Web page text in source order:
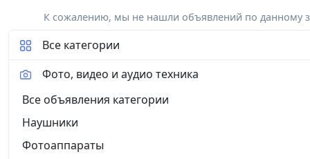
К сожалению, мы не нашли объявлений по данному
Все категории
Фото, видео и аудио техника
Все объявления категории
Наушники
Фотоаппараты